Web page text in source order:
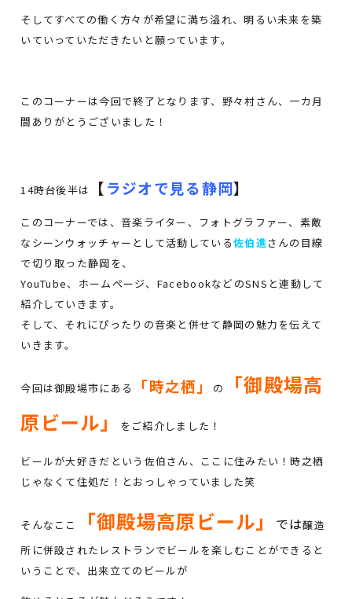
そしてすべての働く方々が希望に満ち溢れ、明るい未来を築
いていっていただきたいと願っています。
このコーナーは今回で終了となります、野々村さん、一カ月
間ありがとうございました！
14時台後半は 【ラジオで見る静岡】
このコーナーでは、音楽ライター、フォトグラファー、素敵
なシーンウォッチャーとして活動している佐伯進さんの目線
で切り取った静岡を、
YouTube、ホームページ、FacebookなどのSNSと連動して
紹介していきます。
そして、それにぴったりの音楽と併せて静岡の魅力を伝えて
いきます。
今回は御殿場市にある 「時之栖」 の
「御殿場高
原ビール」
をご紹介しました！
ビールが大好きだという佐伯さん、ここに住みたい！時之栖
じゃなくて住処だ！とおっしゃっていました笑
そんなここ 「御殿場高原ビール」 では醸造
所に併設されたレストランでビールを楽しむことができると
いうことで、出来立てのビールが